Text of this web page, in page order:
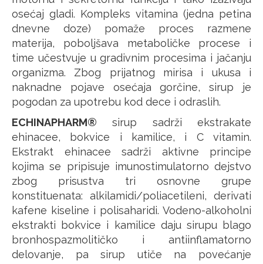
osećaj gladi. Kompleks vitamina (jedna petina
dnevne doze) pomaže proces razmene
materija, poboljšava metaboličke procese i
time učestvuje u gradivnim procesima i jačanju
organizma. Zbog prijatnog mirisa i ukusa i
naknadne pojave osećaja gorčine, sirup je
pogodan za upotrebu kod dece i odraslih.
ECHINAPHARM® sirup sadrži ekstrakate
ehinacee, bokvice i kamilice, i C vitamin.
Ekstrakt ehinacee sadrži aktivne principe
kojima se pripisuje imunostimulatorno dejstvo
zbog prisustva tri osnovne grupe
konstituenata: alkilamidi/poliacetileni, derivati
kafene kiseline i polisaharidi. Vodeno-alkoholni
ekstrakti bokvice i kamilice daju sirupu blago
bronhospazmolitičko i antiinflamatorno
delovanje, pa sirup utiče na povećanje